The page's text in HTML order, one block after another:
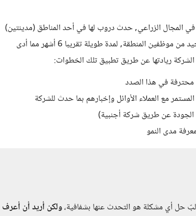
الزراعي, حدث دروب لها في أحد المناطق (مدينتين)
بأسباب مشابهة حيث تغيرت جودة المنتج مع عدم وجود دعم جيد من موظفين المنطقة, لمدة طويلة تقريبا 6 أشهر مما أدى
ريادتها عن طريق تطبيق تلك الخطوات:
محترفة في هذا الصدد
مع العملاء الأوائل وإخبارهم بما حدث للشركة
عن طريق شركة أجنبية)
مدى النمو
حل أي مشكلة هو التحدث عنها بشفافية،ولكن أريد أن أعرف